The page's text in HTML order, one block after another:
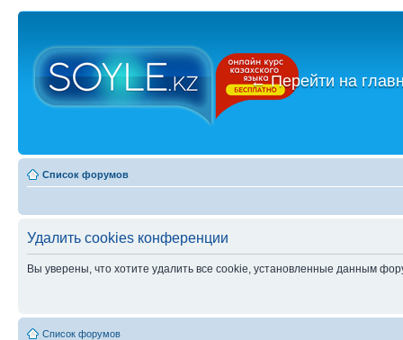
←Перейти на
Список форумов
Удалить cookies конференции
Вы уверены, что хотите удалить все cookie, установленные данным
Список форумов